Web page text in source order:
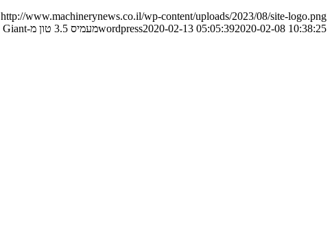
http://www.machinerynews.co.il/wp-content/uploads/2023/08/site-logo.png
wordpress2020-02-13 05:05:392020-02-08 10:38:25 מעמיס 3.5 טון מ-Giant